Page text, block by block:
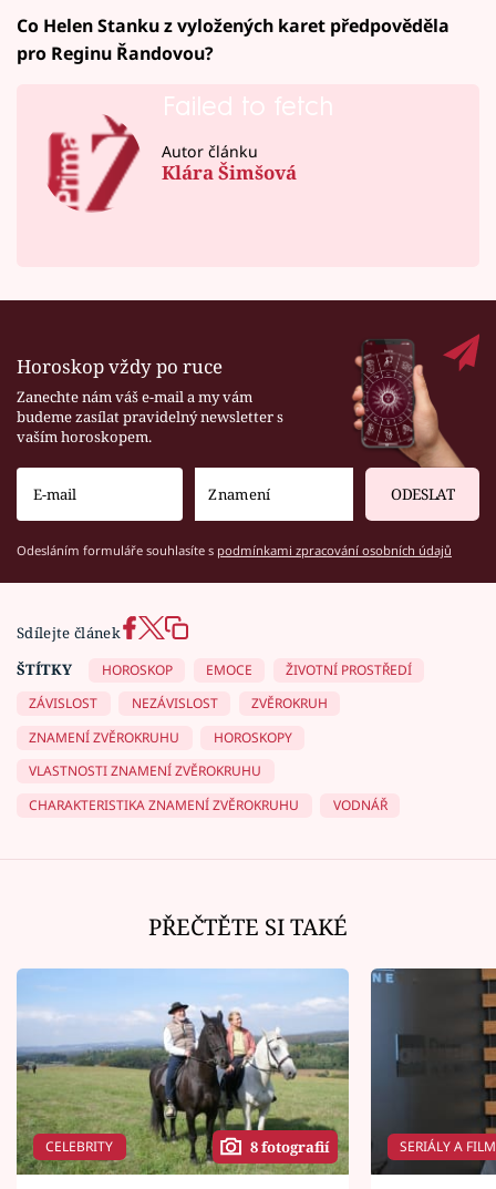
Co Helen Stanku z vyložených karet předpověděla
pro Reginu Řandovou?
Failed to fetch
Autor článku
Klára Šimšová
Horoskop vždy po ruce
Zanechte nám váš e-mail a my vám
budeme zasílat pravidelný newsletter s
vaším horoskopem.
ODESLAT
Odesláním formuláře souhlasíte s podmínkami zpracování osobních údajů
Sdílejte článek
ŠTÍTKY
HOROSKOP EMOCE
ŽIVOTNÍ PROSTŘEDÍ
ZÁVISLOST
NEZÁVISLOST
ZVĚROKRUH
ZNAMENÍ ZVĚROKRUHU
HOROSKOPY
VLASTNOSTI ZNAMENÍ ZVĚROKRUHU
CHARAKTERISTIKA ZNAMENÍ ZVĚROKRUHU
VODNÁŘ
PŘEČTĚTE SI TAKÉ
CELEBRITY 8 fotografií SERIÁLY A